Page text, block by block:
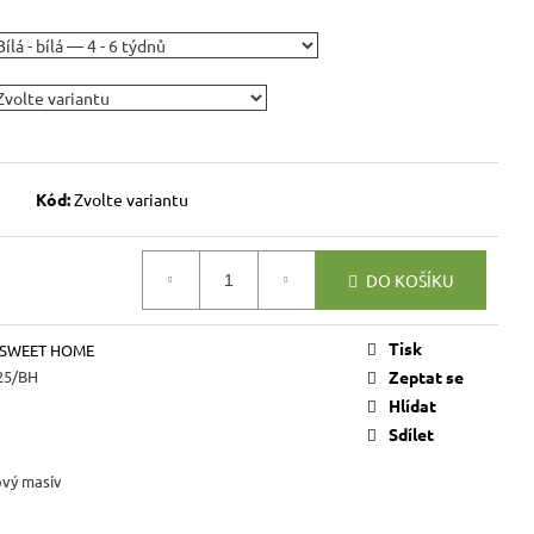
Kód:Zvolte variantu
DO KOŠÍKU
HOME
BH
masív
Tisk
Zeptat se
Hlídat
Sdílet
PROSTOREM